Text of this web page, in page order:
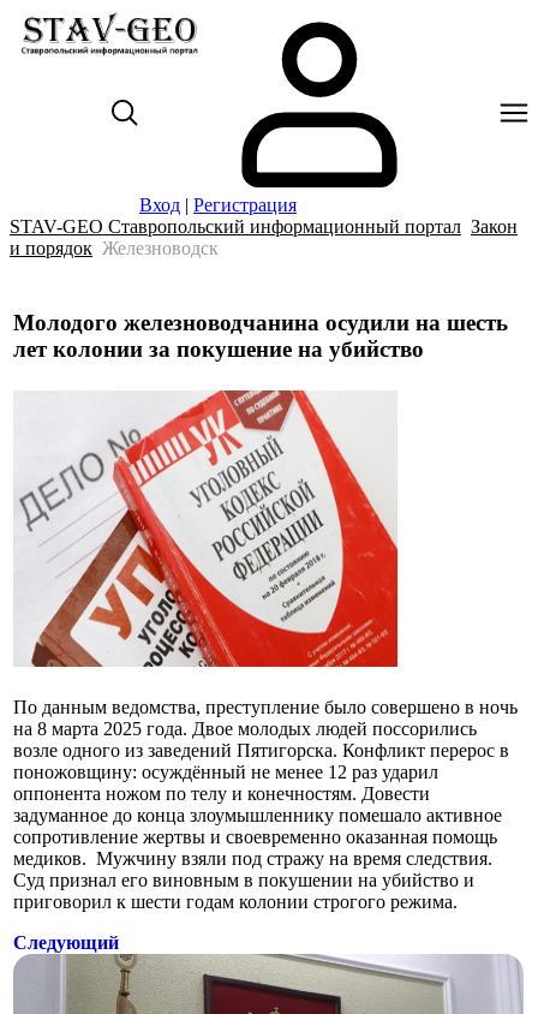
Вход | Регистрация
STAV-GEO Ставропольский информационный портал Закон
и порядок Железноводск
Молодого железноводчанина осудили на шесть
лет колонии за покушение на убийство
По данным ведомства, преступление было совершено в ночь
на 8 марта 2025 года. Двое молодых людей поссорились
возле одного из заведений Пятигорска. Конфликт перерос в
поножовщину: осуждённый не менее 12 раз ударил
оппонента ножом по телу и конечностям. Довести
задуманное до конца злоумышленнику помешало активное
сопротивление жертвы и своевременно оказанная помощь
медиков. Мужчину взяли под стражу на время следствия.
Суд признал его виновным в покушении на убийство и
приговорил к шести годам колонии строгого режима.
Следующий